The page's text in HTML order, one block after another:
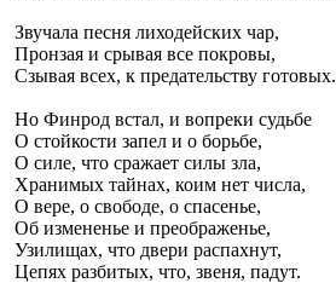
Звучала песня лиходейских чар,
Пронзая и срывая все покровы,
Сзывая всех, к предательству готовых.
Но Финрод встал, и вопреки судьбе
О стойкости запел и о борьбе,
О силе, что сражает силы зла,
Хранимых тайнах, коим нет числа,
О вере, о свободе, о спасенье,
Об измененье и преображенье,
Узилищах, что двери распахнут,
Цепях разбитых, что, звеня, падут.